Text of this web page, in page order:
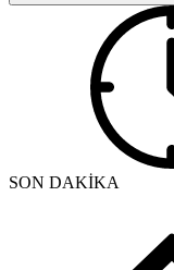
SON DAKİKA